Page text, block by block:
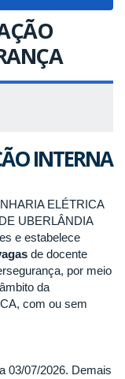
INTERNA
ELÉTRICA
UBERLÂNDIA
e estabelece
de docente
por meio
da
com ou sem
03/07/2026. Demais